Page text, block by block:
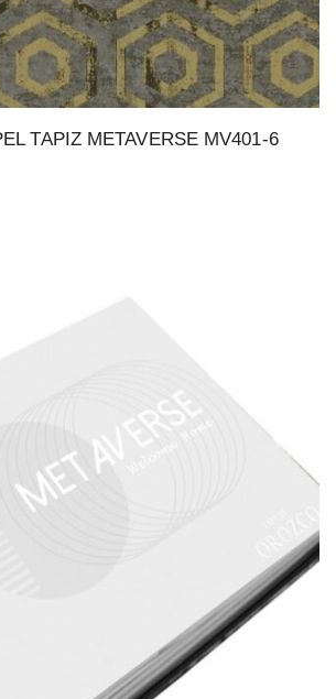
TAPIZ METAVERSE MV401-6